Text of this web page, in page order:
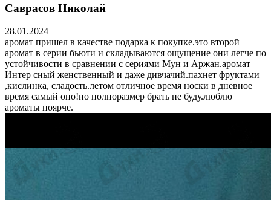
Саврасов Николай
28.01.2024
аромат пришел в качестве подарка к покупке.это второй
аромат в серии бьюти и складываются ощущение они легче по
устойчивости в сравнении с сериями Мун и Аржан.аромат
Интер сный женственный и даже дивчачий.пахнет фруктами
,кислинка, сладость.летом отличное время носки в дневное
время самый оно!но полноразмер брать не буду.люблю
ароматы поярче.